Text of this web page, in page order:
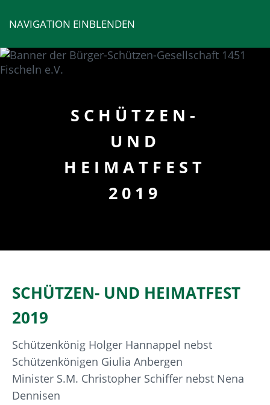
NAVIGATION EINBLENDEN
SCHÜTZEN-
UND
HEIMATFEST
2019
SCHÜTZEN- UND HEIMATFEST
2019
Schützenkönig Holger Hannappel nebst
Schützenkönigen Giulia Anbergen
Minister S.M. Christopher Schiffer nebst Nena
Dennisen